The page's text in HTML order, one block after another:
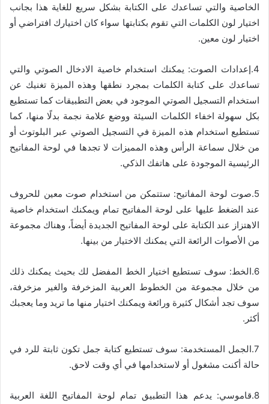
الخاصية والتي تساعدك على الكتابة بشكل سريع للغاية هذا بجانب
اختيار لون الكلمات التي تقوم بكتابتها سواء كان اختيارك افتراضي أو
اختيار لون معين.
4.إعدادات الصوت: يمكنك استخدام خاصية الادخال الصوتي والتي
تساعدك على كتابة الكلمات بمجرد نطقها وهذه الميزة تغنيك عن
استخدام التسجيل الصوتي الموجود في بعض التطبيقات كما تستطيع
بكل سهولة اخفاء الكلمات السيئة ووضع علامة نجمة بدلًا منها، كما
تستطيع استخدام هذه الميزة في التسجيل الصوتي عبر البلوتوث أو
من خلال سماعة الرأس وهذه المميزات لا تجدها في لوحة المفاتيح
الرئيسية الموجودة على هاتفك الذكي.
5.صوت لوحة المفاتيح: ستتمكن من استخدام صوت معين للحروف
عند الضغط عليها على لوحة المفاتيح تمام ويمكنك استخدام خاصية
الاهتزاز عند الكتابة على لوحة المفاتيح الجديدة أيضاً، وهناك مجموعة
من الأصوات الرائعة التي يمكنك الاختيار من بينها.
6.الخط: سوف تستطيع اختيار الخط المفضل لك بحيث يمكنك ذلك
من خلال مجموعة من الخطوط العربية المزخرفة والغير مزخرفة،
سوف تجد أشكال كثيرة ورائعة ويمكنك اختيار منها ما تريد وما يعجبك
أكثر.
7.الجمل المستخدمة: سوف تستطيع كتابة جمل تكون ثابتة للرد في
حالة أكنت مشغول أو لاستخدامها في أي وقت لاحق.
8.قاموسي: يدعم هذا التطبيق تمام لوحة المفاتيح اللغة العربية